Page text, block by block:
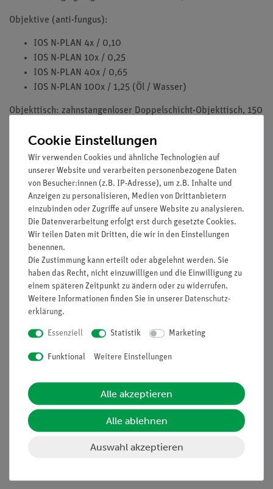
Objektive (anti-fungus):
IOS N-PLAN 4x / 0,10
IOS N-PLAN 10x / 0,25
IOS N-PLAN 40x / 0,65
IOS N-PLAN 100x / 1,25 (Öl / Wasser)
Objekttisch: zahnstangenloser Doppelschicht-Objekttisch, 150
Achsen, Genauigkeit: 0,1 mm.
Fokus: Koaxialer Grob- und Feintrieb mit Sicherung, um
Kontakt zwischen Objektiv und Probe zu vermeiden.
Einstellbare Spannung des Grobtriebknopfes.
Kondensor: Abbe N.A. 1.25, mit objektivkodierter Irisblende,
fokussierbar und zentrierbar.
LED (6.300 K) und Lichtstärkeregler.
Stromversorgung: externes Netzteil 100-240 V AC / 6 V DC
Multi-Stecker.
Media / Downloads
Cookie Einstellungen
Wir verwenden Cookies und ähnliche Technologien auf
unserer Website und verarbeiten personenbezogene Daten
von Besucher:innen (z.B. IP-Adresse), um z.B. Inhalte und
Anzeigen zu personalisieren, Medien von Drittanbietern
einzubinden oder Zugriffe auf unsere Website zu analysieren.
Die Datenverarbeitung erfolgt erst durch gesetzte Cookies.
Wir teilen Daten mit Dritten, die wir in den Einstellungen
benennen.
Die Zustimmung kann erteilt oder abgelehnt werden. Sie
haben das Recht, nicht einzuwilligen und die Einwilligung zu
einem späteren Zeitpunkt zu ändern oder zu widerrufen.
Weitere Informationen finden Sie in unserer Daten­schutz­
erklärung.
Essenziell Statistik Marketing
Funktional Weitere Einstellungen
Alle akzeptieren
Alle ablehnen
Auswahl akzeptieren